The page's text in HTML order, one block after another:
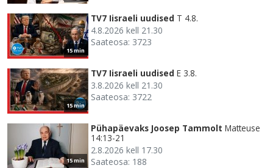
15 min
TV7 Iisraeli uudised T 4.8.
4.8.2026 kell 21.30
Saateosa: 3723
15 min
TV7 Iisraeli uudised E 3.8.
3.8.2026 kell 21.30
Saateosa: 3722
15 min
Pühapäevaks Joosep Tammolt Matteuse
14:13-21
2.8.2026 kell 17.30
Saateosa: 188